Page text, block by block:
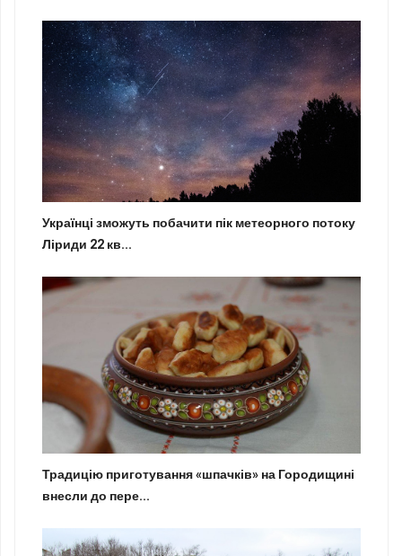
Українці зможуть побачити пік метеорного потоку
Ліриди 22 кв...
Традицію приготування «шпачків» на Городищині
внесли до пере...